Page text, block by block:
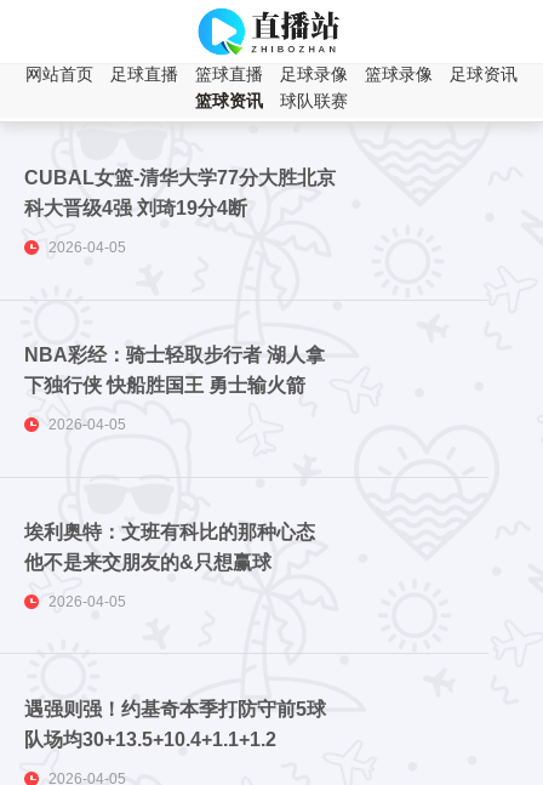
网站首页 足球直播 篮球直播 足球录像 篮球录像
足球资讯
篮球资讯
球队联赛
CUBAL女篮-清华大学77分大胜北京
科大晋级4强 刘琦19分4断
2026-04-05
NBA彩经：骑士轻取步行者 湖人拿
下独行侠 快船胜国王 勇士输火箭
2026-04-05
埃利奥特：文班有科比的那种心态
他不是来交朋友的&只想赢球
2026-04-05
遇强则强！约基奇本季打防守前5球
队场均30+13.5+10.4+1.1+1.2
2026-04-05